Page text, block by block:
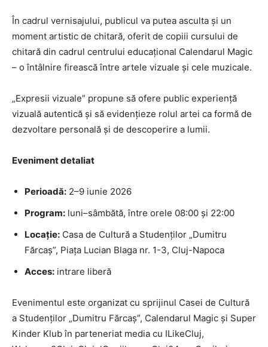
În cadrul vernisajului, publicul va putea asculta și un
moment artistic de chitară, oferit de copiii cursului de
chitară din cadrul centrului educațional Calendarul Magic
– o întâlnire firească între artele vizuale și cele muzicale.
„Expresii vizuale” propune să ofere public experiență
vizuală autentică și să evidențieze rolul artei ca formă de
dezvoltare personală și de descoperire a lumii.
Eveniment detaliat
Perioadă: 2–9 iunie 2026
Program: luni–sâmbătă, între orele 08:00 și 22:00
Locație: Casa de Cultură a Studenților „Dumitru
Fărcaș”, Piața Lucian Blaga nr. 1-3, Cluj-Napoca
Acces: intrare liberă
Evenimentul este organizat cu sprijinul Casei de Cultură
a Studenților „Dumitru Fărcaș”, Calendarul Magic și Super
Kinder Klub în ​​parteneriat media cu ILikeCluj,